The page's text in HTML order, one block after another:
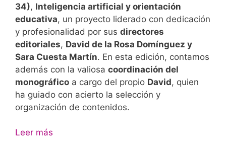
34), Inteligencia artificial y orientación
educativa, un proyecto liderado con dedicación
y profesionalidad por sus directores
editoriales, David de la Rosa Domínguez y
Sara Cuesta Martín. En esta edición, contamos
además con la valiosa coordinación del
monográfico a cargo del propio David, quien
ha guiado con acierto la selección y
organización de contenidos.
Leer más